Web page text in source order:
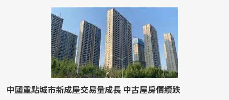
中國重點城市新成屋交易量成長 中古屋房價續跌